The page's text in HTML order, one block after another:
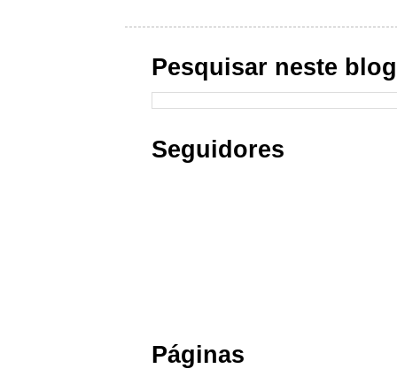
Pesquisar neste
Seguidores
Páginas